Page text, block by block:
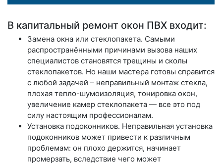
В капитальный ремонт окон ПВХ входит:
Замена окна или стеклопакета. Самыми
распространёнными причинами вызова наших
специалистов становятся трещины и сколы
стеклопакетов. Но наши мастера готовы справится
с любой задачей – неправильный монтаж стекла,
плохая тепло-шумоизоляция, тонировка окон,
увеличение камер стеклопакета — все это под
силу настоящим профессионалам.
Установка подоконников. Неправильная установка
подоконников может привести к различным
проблемам: он плохо держится, начинает
промерзать, вследствие чего может